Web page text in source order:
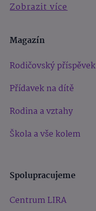
Zobrazit více
Magazín
Rodičovský příspěvek
Přídavek na dítě
Rodina a vztahy
Škola a vše kolem
Spolupracujeme
Centrum LIRA